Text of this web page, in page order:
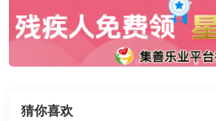
猜你喜欢